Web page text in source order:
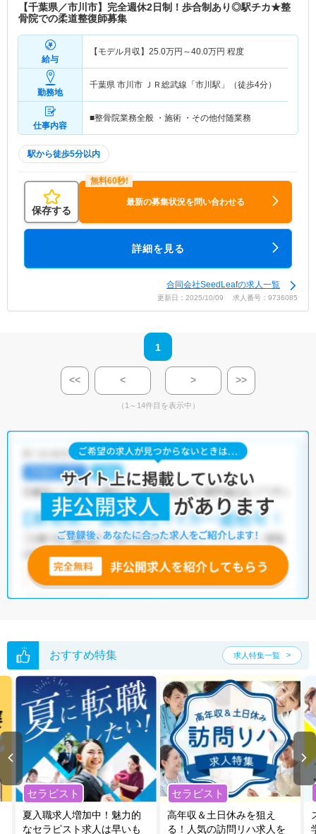
【千葉県／市川市】完全週休2日制！歩合制あり◎駅チカ★整
骨院での柔道整復師募集
給与
【モデル月収】 25.0万円～40.0万円 程度
勤務地
千葉県 市川市 ＪＲ総武線「市川駅」（徒歩4分）
仕事内容
■整骨院業務全般 ・施術 ・その他付随業務
駅から徒歩5分以内
保存する
最新の募集状況を問い合わせる
詳細を見る
合同会社SeedLeafの求人一覧
更新日：2025/10/09 求人番号：9736085
1
<< < > >>
（1～14件目を表示中）
おすすめ特集 求人特集一覧
セラピスト
夏入職求人増加中！魅力的
なセラピスト求人は早いも
セラピスト
高年収＆土日休みを狙え
る！人気の訪問リハ求人を